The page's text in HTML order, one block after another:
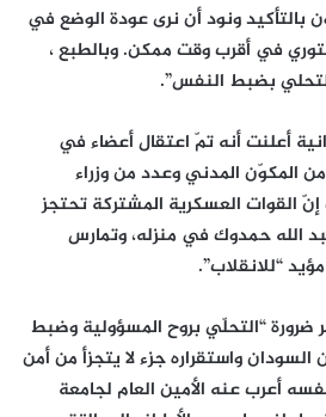
بالتأكيد ونود أن نرى عودة الوضع في
في أقرب وقت ممكن. وبالطبع ،
بضبط النفس”.
أعلنت أنه تمّ اعتقال أعضاء في
المكوّن المدني وعدد من وزراء
إنّ القوات العسكرية المشتركة تحتجز
الله حمدوك في منزله، وتمارس
“للانقلاب”.
ضرورة “التحلّي بروح المسؤولية وضبط
واستقراره جزء لا يتجزأ من أمن
أعرب عنه الأمين العام لجامعة